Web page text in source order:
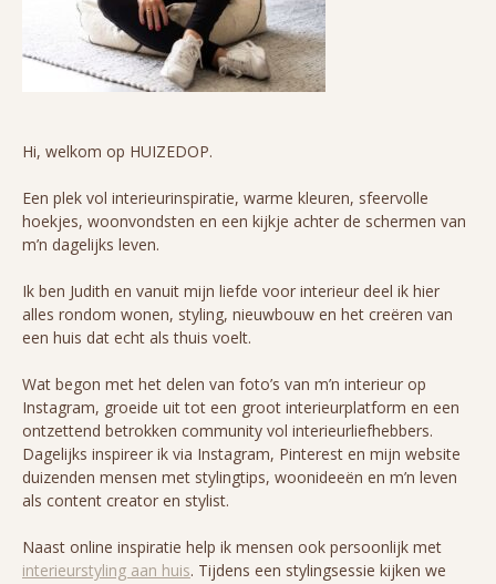
Hi, welkom op HUIZEDOP.
Een plek vol interieurinspiratie, warme kleuren, sfeervolle
hoekjes, woonvondsten en een kijkje achter de schermen van
m’n dagelijks leven.
Ik ben Judith en vanuit mijn liefde voor interieur deel ik hier
alles rondom wonen, styling, nieuwbouw en het creëren van
een huis dat echt als thuis voelt.
Wat begon met het delen van foto’s van m’n interieur op
Instagram, groeide uit tot een groot interieurplatform en een
ontzettend betrokken community vol interieurliefhebbers.
Dagelijks inspireer ik via Instagram, Pinterest en mijn website
duizenden mensen met stylingtips, woonideeën en m’n leven
als content creator en stylist.
Naast online inspiratie help ik mensen ook persoonlijk met
interieurstyling aan huis. Tijdens een stylingsessie kijken we